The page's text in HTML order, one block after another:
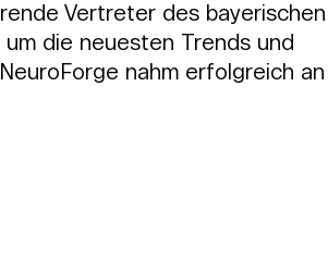
Vertreter des
die neuesten Trends und
nahm erfolgreich